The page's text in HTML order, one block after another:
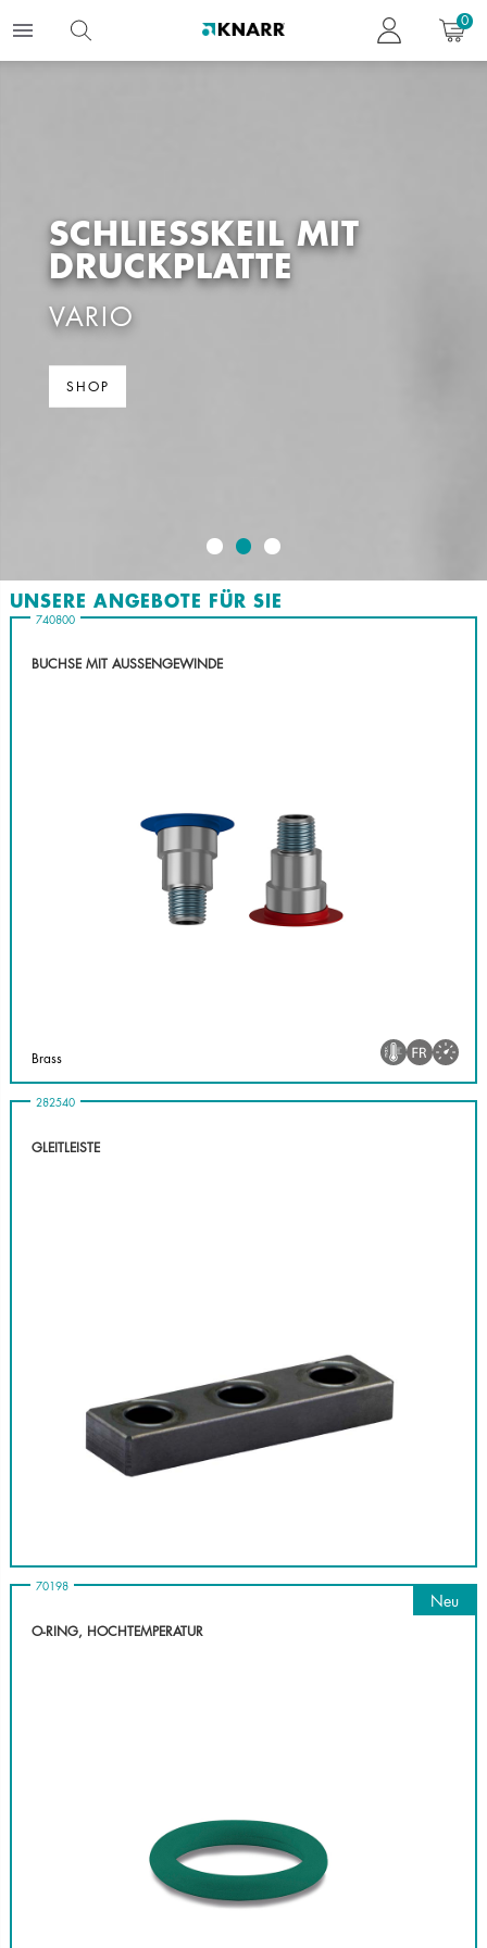
0
SCHLIESSKEIL MIT D
RUCKPLATTE
VARIO
SHOP
UNSERE ANGEBOTE FÜR SIE
740800
Brass
BUCHSE MIT AUSSENGEWINDE
282540
GLEITLEISTE
70198
Neu
O-RING, HOCHTEMPERATUR